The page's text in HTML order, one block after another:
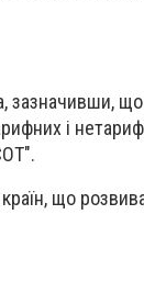
зазначивши,
і
що